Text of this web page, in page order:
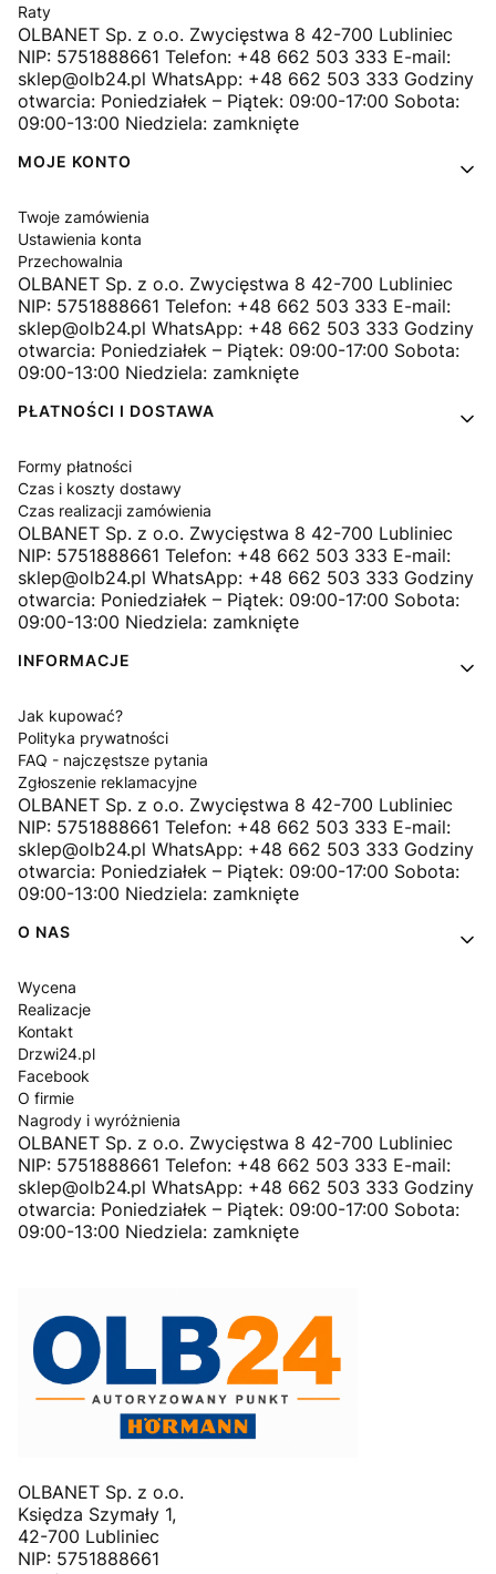
Raty
OLBANET Sp. z o.o. Zwycięstwa 8 42-700 Lubliniec
NIP: 5751888661 Telefon: +48 662 503 333 E-mail:
sklep@olb24.pl WhatsApp: +48 662 503 333 Godziny
otwarcia: Poniedziałek – Piątek: 09:00-17:00 Sobota:
09:00-13:00 Niedziela: zamknięte
MOJE KONTO
Twoje zamówienia
Ustawienia konta
Przechowalnia
OLBANET Sp. z o.o. Zwycięstwa 8 42-700 Lubliniec
NIP: 5751888661 Telefon: +48 662 503 333 E-mail:
sklep@olb24.pl WhatsApp: +48 662 503 333 Godziny
otwarcia: Poniedziałek – Piątek: 09:00-17:00 Sobota:
09:00-13:00 Niedziela: zamknięte
PŁATNOŚCI I DOSTAWA
Formy płatności
Czas i koszty dostawy
Czas realizacji zamówienia
OLBANET Sp. z o.o. Zwycięstwa 8 42-700 Lubliniec
NIP: 5751888661 Telefon: +48 662 503 333 E-mail:
sklep@olb24.pl WhatsApp: +48 662 503 333 Godziny
otwarcia: Poniedziałek – Piątek: 09:00-17:00 Sobota:
09:00-13:00 Niedziela: zamknięte
INFORMACJE
Jak kupować?
Polityka prywatności
FAQ - najczęstsze pytania
Zgłoszenie reklamacyjne
OLBANET Sp. z o.o. Zwycięstwa 8 42-700 Lubliniec
NIP: 5751888661 Telefon: +48 662 503 333 E-mail:
sklep@olb24.pl WhatsApp: +48 662 503 333 Godziny
otwarcia: Poniedziałek – Piątek: 09:00-17:00 Sobota:
09:00-13:00 Niedziela: zamknięte
O NAS
Wycena
Realizacje
Kontakt
Drzwi24.pl
Facebook
O firmie
Nagrody i wyróżnienia
OLBANET Sp. z o.o. Zwycięstwa 8 42-700 Lubliniec
NIP: 5751888661 Telefon: +48 662 503 333 E-mail:
sklep@olb24.pl WhatsApp: +48 662 503 333 Godziny
otwarcia: Poniedziałek – Piątek: 09:00-17:00 Sobota:
09:00-13:00 Niedziela: zamknięte
OLBANET Sp. z o.o.
Księdza Szymały 1,
42-700 Lubliniec
NIP: 5751888661